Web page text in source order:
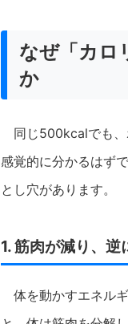
なぜ「カロ
か
同じ500kcalでも、
感覚的に分かるはず
とし穴があります。
1. 筋肉が減り、
体を動かすエネル